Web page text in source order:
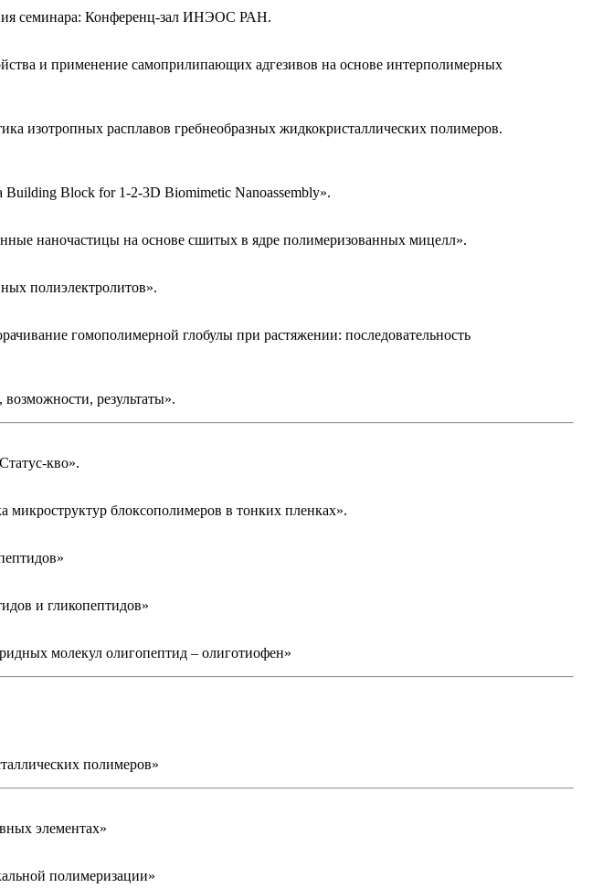
семинара: Конференц-зал ИНЭОС РАН.
и применение самоприлипающих адгезивов на основе интерполимерных
расплавов гребнеобразных жидкокристаллических полимеров.
Block for 1-2-3D Biomimetic Nanoassembly».
наночастицы на основе сшитых в ядре полимеризованных мицелл».
полиэлектролитов».
гомополимерной глобулы при растяжении: последовательность
результаты».
кво».
блоксополимеров в тонких пленках».
и гликопептидов»
молекул олигопептид – олиготиофен»
полимеров»
элементах»
полимеризации»